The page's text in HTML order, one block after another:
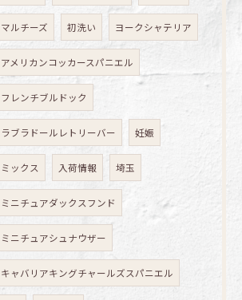
マルチーズ 初洗い ヨークシャテリア
アメリカンコッカースパニエル
フレンチブルドック
ラブラドールレトリーバー 妊娠
ミックス 入荷情報 埼玉
ミニチュアダックスフンド
ミニチュアシュナウザー
キャバリアキングチャールズスパニエル